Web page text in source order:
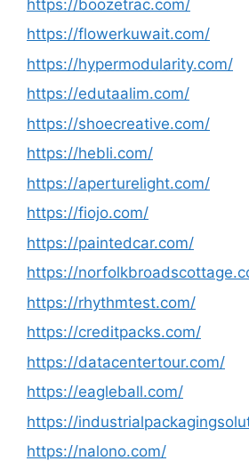
https://boozetrac.com/
https://flowerkuwait.com/
https://hypermodularity.com/
https://edutaalim.com/
https://shoecreative.com/
https://hebli.com/
https://aperturelight.com/
https://fiojo.com/
https://paintedcar.com/
https://
https://rhythmtest.com/
https://creditpacks.com/
https://datacentertour.com/
https://eagleball.com/
https://
https://nalono.com/